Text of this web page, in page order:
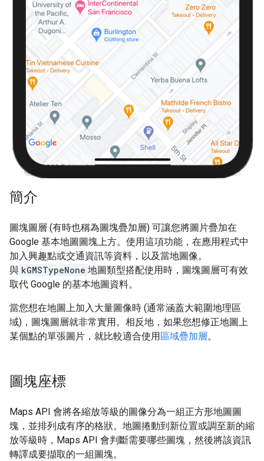
簡介
圖塊圖層 (有時也稱為圖塊疊加層) 可讓您將圖片疊加在
Google 基本地圖圖塊上方。使用這項功能，在應用程式中
加入興趣點或交通資訊等資料，以及當地圖像。
與 kGMSTypeNone 地圖類型搭配使用時，圖塊圖層可有效
取代 Google 的基本地圖資料。
當您想在地圖上加入大量圖像時 (通常涵蓋大範圍地理區
域)，圖塊圖層就非常實用。相反地，如果您想修正地圖上
某個點的單張圖片，就比較適合使用區域疊加層。
圖塊座標
Maps API 會將各縮放等級的圖像分為一組正方形地圖圖
塊，並排列成有序的格狀。地圖捲動到新位置或調至新的縮
放等級時，Maps API 會判斷需要哪些圖塊，然後將該資訊
轉譯成要擷取的一組圖塊。